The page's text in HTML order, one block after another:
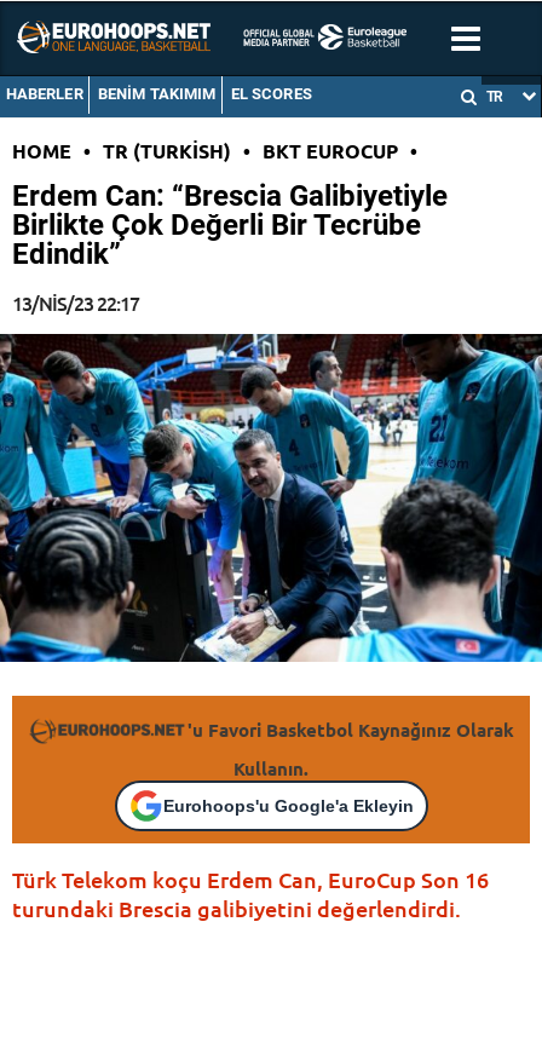
HABERLER BENIM TAKIMIM EL SCORES TR
HOME • TR (TURKISH) • BKT EUROCUP •
Erdem Can: “Brescia Galibiyetiyle
Birlikte Çok Değerli Bir Tecrübe
Edindik”
13/NIS/23 22:17
'u Favori Basketbol Kaynağınız Olarak
Kullanın.
Eurohoops'u Google'a Ekleyin
Türk Telekom koçu Erdem Can, EuroCup Son 16
turundaki Brescia galibiyetini değerlendirdi.